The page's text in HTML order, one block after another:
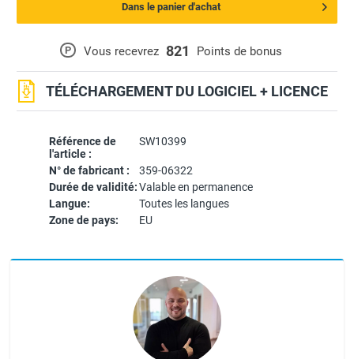
Référence de
l'article :
SW10399
N° de fabricant :
359-06322
Durée de validité:Valable en permanence
Langue:
Toutes les langues
Zone de pays:
EU
P Vous recevrez 821 Points de bonus
TÉLÉCHARGEMENT DU LOGICIEL + LICENCE
Dans le panier d'achat